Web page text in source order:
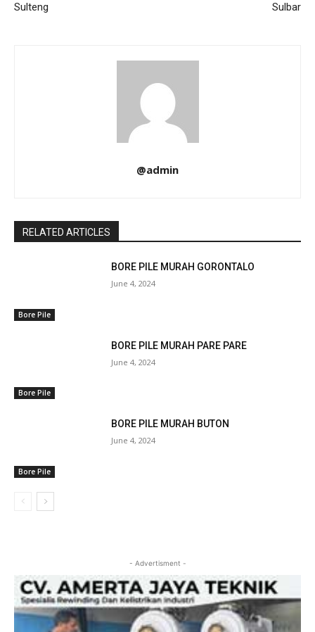
Sulteng
Sulbar
@admin
RELATED ARTICLES
Bore Pile
BORE PILE MURAH GORONTALO
June 4, 2024
Bore Pile
BORE PILE MURAH PARE PARE
June 4, 2024
Bore Pile
BORE PILE MURAH BUTON
June 4, 2024
- Advertisment -